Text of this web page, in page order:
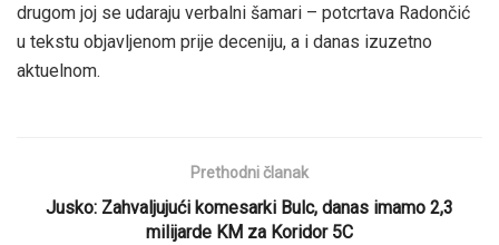
drugom joj se udaraju verbalni šamari – potcrtava Radončić
u tekstu objavljenom prije deceniju, a i danas izuzetno
aktuelnom.
Prethodni članak
Jusko: Zahvaljujući komesarki Bulc, danas imamo 2,3
milijarde KM za Koridor 5C